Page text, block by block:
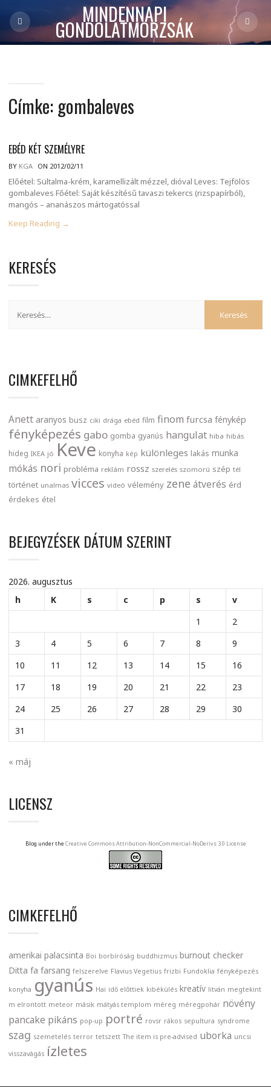
MINDENNAPI
GONDOLATMORZSÁK
Címke: gombaleves
EBÉD KÉT SZEMÉLYRE
BY KGA ON 2012/02/11
Előétel: Sültalma-krém, karamellizált mézzel, dióval Leves: Tejfölös
gombaleves Főétel: Saját készítésű tavaszi tekercs (rizspapírból),
mangós – ananászos mártogatóssal
Keep Reading →
KERESÉS
CIMKEFELHŐ
Anett aranyos busz ciki drága ebéd film finom furcsa fénykép
fényképezés gabo gomba gyanús hangulat hiba hibás
hideg IKEA jó Keve konyha kép különleges lakás munka
mókás nori probléma reklám rossz szerelés szomorú szép tél
történet unalmas vicces videó vélemény zene átverés érd
érdekes étel
BEJEGYZÉSEK DÁTUM SZERINT
2026. augusztus
h
K s c p s
v
1
2
3
4 5 6 7 8
9
10
11 12 13 14 15
16
17
18 19 20 21 22
23
24
25 26 27 28 29
30
31
« máj
LICENSZ
Blog under the Creative Commons Attribution-NonCommercial-NoDerivs 3.0 License
CIMKEFELHŐ
amerikai palacsinta Boi borbíróság buddhizmus burnout checker
Ditta fa farsang felszerelve Flavius Vegetius frizbi Fundoklia fényképezés
konyha gyanús Hai idő előttiek kibékülés kreatív litván megtekint
m elrontott meteor másik mátyás templom méreg méregpohár növény
pancake pikáns pop-up portré rovsr rákos sepultura syndrome
szag szemetelés terror tetszett The item is pre-advised uborka uncsi
visszavágás ízletes